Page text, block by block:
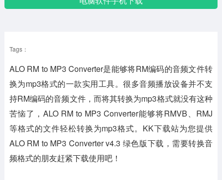
安卓其它
Tags：
ALO RM to MP3 Converter是能够将RM编码的音频文件转
换为mp3格式的一款实用工具。很多音频播放设备并不支
持RM编码的音频文件，而将其转换为mp3格式就没有这种
苦恼了，ALO RM to MP3 Converter能够将RMVB、RMJ
等格式的文件轻松转换为mp3格式。KK下载站为您提供
ALO RM to MP3 Converter v4.3 绿色版下载，需要转换音
频格式的朋友赶紧下载使用吧！